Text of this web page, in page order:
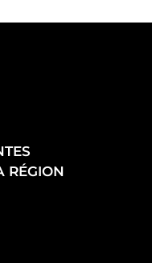
RÉGION